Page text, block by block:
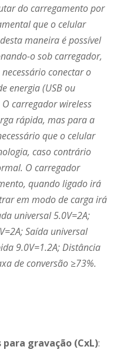
do carregamento por
que o celular
maneira é possível
o sob carregador,
conectar o
energia (USB ou
carregador wireless
rápida, mas para a
que o celular
caso contrário
O carregador
quando ligado irá
em modo de carga irá
universal 5.0V=2A;
Saída universal
9.0V=1.2A; Distância
de conversão ≥73%.
para gravação(CxL):